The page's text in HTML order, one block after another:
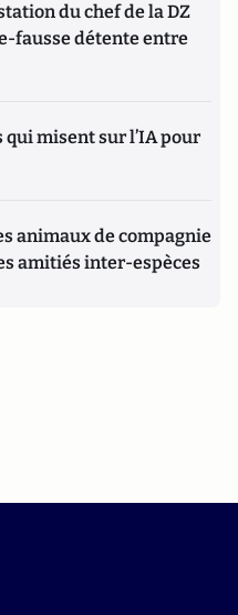
du chef de la DZ
fausse détente entre
qui misent sur l’IA pour
animaux de compagnie
amitiés inter-espèces